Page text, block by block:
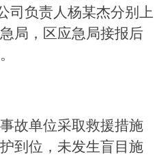
司负责人杨某杰分别上
局，区应急局接报后
故单位采取救援措施
到位，未发生盲目施